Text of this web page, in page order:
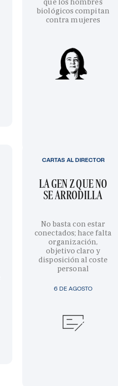
que los hombres
biológicos compitan
contra mujeres
6 DE AGOSTO
LA GEN Z QUE NO
SE ARRODILLA
No basta con estar
conectados; hace falta
organización,
objetivo claro y
disposición al coste
personal
CARTAS AL DIRECTOR